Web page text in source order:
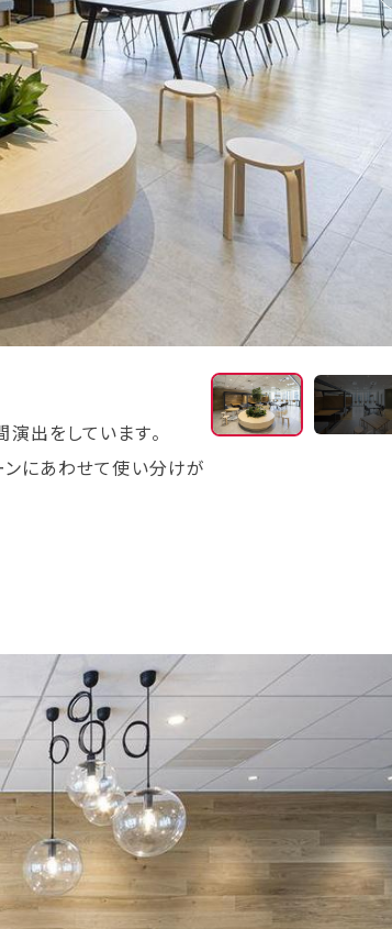
出をしています。
ンにあわせて使い分けが
ミーティングエリア
やぐら付きの打ち合わ